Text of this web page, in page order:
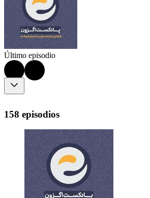
Último episodio
158 episodios